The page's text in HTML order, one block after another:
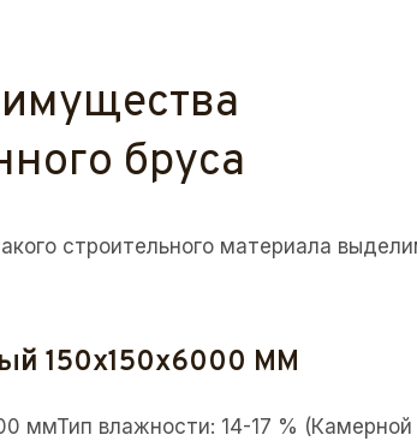
бруса
строительного материала
150x150x6000 ММ
ммТип влажности: 14-17 %